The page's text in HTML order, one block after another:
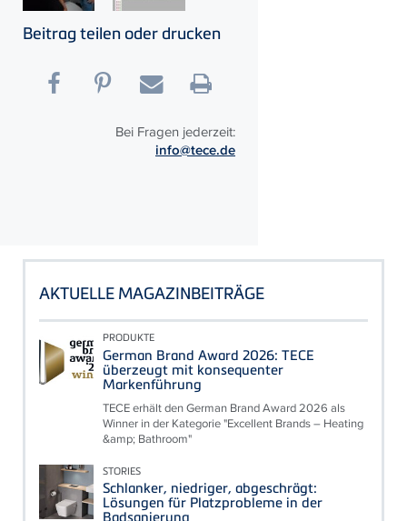
Beitrag teilen oder drucken
Bei Fragen jederzeit:
info@tece.de
AKTUELLE MAGAZINBEITRÄGE
PRODUKTE
German Brand Award 2026: TECE
überzeugt mit konsequenter
Markenführung
TECE erhält den German Brand Award 2026 als
Winner in der Kategorie "Excellent Brands – Heating
&amp; Bathroom"
STORIES
Schlanker, niedriger, abgeschrägt:
Lösungen für Platzprobleme in der
Badsanierung